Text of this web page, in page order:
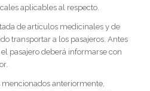
aplicables al respecto.
de artículos medicinales y de
transportar a los pasajeros. Antes
pasajero deberá informarse con
anteriormente,